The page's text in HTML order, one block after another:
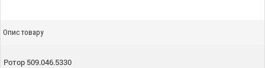
Опис товару
Ротор 509.046.5330